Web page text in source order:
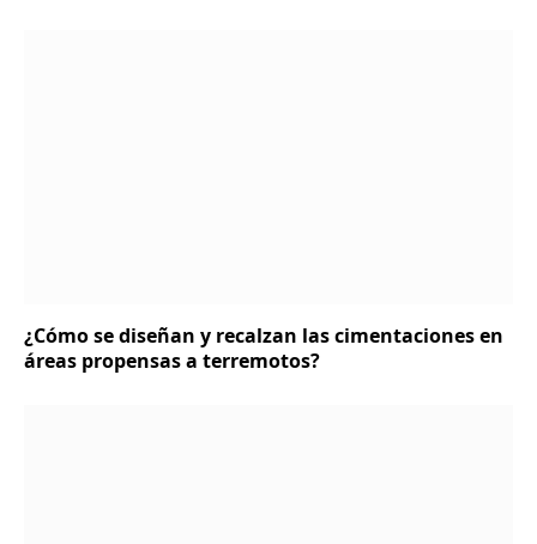
¿Cómo se diseñan y recalzan las cimentaciones en
áreas propensas a terremotos?